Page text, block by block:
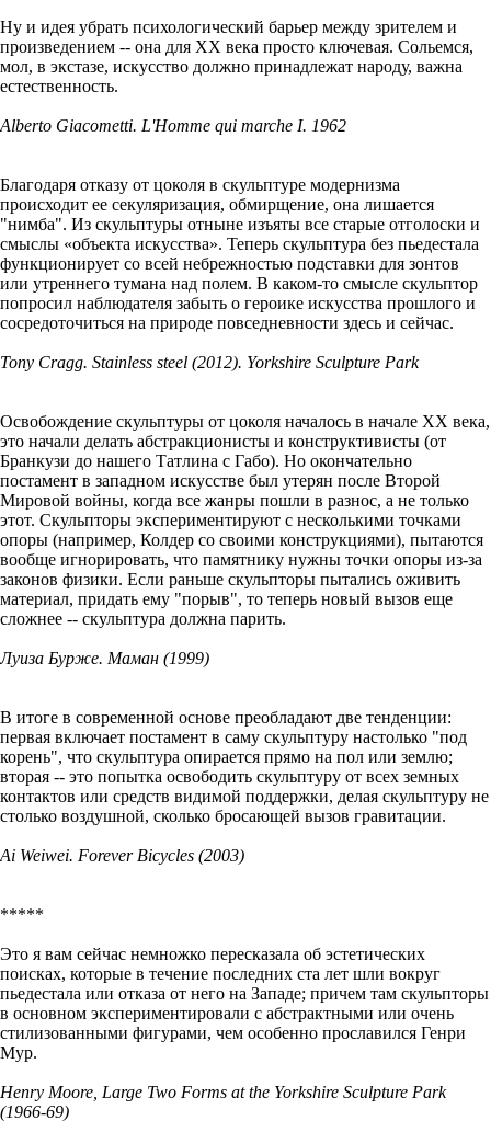
Ну и идея убрать психологический барьер между зрителем и
произведением -- она для ХХ века просто ключевая. Сольемся,
мол, в экстазе, искусство должно принадлежат народу, важна
естественность.
Alberto Giacometti. L'Homme qui marche I. 1962
Благодаря отказу от цоколя в скульптуре модернизма
происходит ее секуляризация, обмирщение, она лишается
"нимба". Из скульптуры отныне изъяты все старые отголоски и
смыслы «объекта искусства». Теперь скульптура без пьедестала
функционирует со всей небрежностью подставки для зонтов
или утреннего тумана над полем. В каком-то смысле скульптор
попросил наблюдателя забыть о героике искусства прошлого и
сосредоточиться на природе повседневности здесь и сейчас.
Tony Cragg. Stainless steel (2012). Yorkshire Sculpture Park
Освобождение скульптуры от цоколя началось в начале ХХ века,
это начали делать абстракционисты и конструктивисты (от
Бранкузи до нашего Татлина с Габо). Но окончательно
постамент в западном искусстве был утерян после Второй
Мировой войны, когда все жанры пошли в разнос, а не только
этот. Скульпторы экспериментируют с несколькими точками
опоры (например, Колдер со своими конструкциями), пытаются
вообще игнорировать, что памятнику нужны точки опоры из-за
законов физики. Если раньше скульпторы пытались оживить
материал, придать ему "порыв", то теперь новый вызов еще
сложнее -- скульптура должна парить.
Луиза Бурже. Маман (1999)
В итоге в современной основе преобладают две тенденции:
первая включает постамент в саму скульптуру настолько "под
корень", что скульптура опирается прямо на пол или землю;
вторая -- это попытка освободить скульптуру от всех земных
контактов или средств видимой поддержки, делая скульптуру не
столько воздушной, сколько бросающей вызов гравитации.
Ai Weiwei. Forever Bicycles (2003)
*****
Это я вам сейчас немножко пересказала об эстетических
поисках, которые в течение последних ста лет шли вокруг
пьедестала или отказа от него на Западе; причем там скульпторы
в основном экспериментировали с абстрактными или очень
стилизованными фигурами, чем особенно прославился Генри
Мур.
Henry Moore, Large Two Forms at the Yorkshire Sculpture Park
(1966-69)